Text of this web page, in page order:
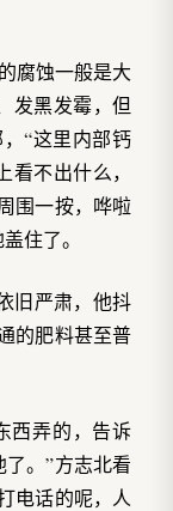
腐蚀一般是大
发黑发霉，但
“这里内部钙
不出什么，
围一按，哗啦
住了。
旧严肃，他抖
的肥料甚至普
西弄的，告诉
。”方志北看
电话的呢，人